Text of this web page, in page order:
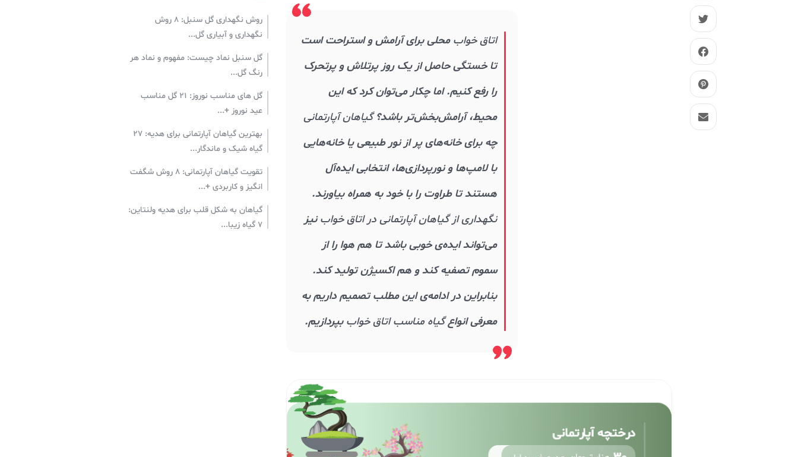
اتاق خوابمحلی برای آرامش و استراحت است
تا خستگی حاصل از یک روز پرتلاش و پرتحرک
را رفع کنیم. اما چکار می‌توان کرد که این
محیط، آرامش‌بخش‌تر باشد؟گیاهان آپارتمانی
چه برای خانه‌های پر از نور طبیعی یا خانه‌هایی
با لامپ‌ها و نورپردازی‌ها، انتخابی ایده‌آل
هستند تا طراوت را با خود به همراه بیاورند.
نگهداری از گیاهان آپارتمانی در اتاق خوابنیز
می‌تواند ایده‌ی خوبی باشد تا هم هوا را از
سموم تصفیه کند و هم اکسیژن تولید کند.
بنابراین در ادامه‌ی این مطلب تصمیم داریم به
معرفی انواعگیاه مناسب اتاق خواب بپردازیم.
روش نگهداری گل سنبل: ۸ روش
نگهداری و آبیاری گل...
گل سنبل نماد چیست: مفهوم و نماد هر
رنگ گل...
گل های مناسب نوروز: ۲۱ گل مناسب
عید نوروز +...
بهترین گیاهان آپارتمانی برای هدیه: ۲۷
گیاه شیک و ماندگار...
تقویت گیاهان آپارتمانی: ۸ روش شگفت
انگیز و کاربردی +...
گیاهان به شکل قلب برای هدیه ولنتاین:
۷ گیاه زیبا...